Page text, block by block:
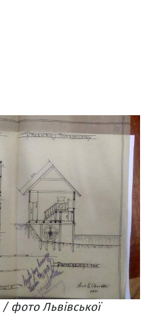
/ фото Львівської